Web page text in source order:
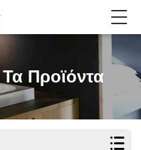
Τα Προϊόντα